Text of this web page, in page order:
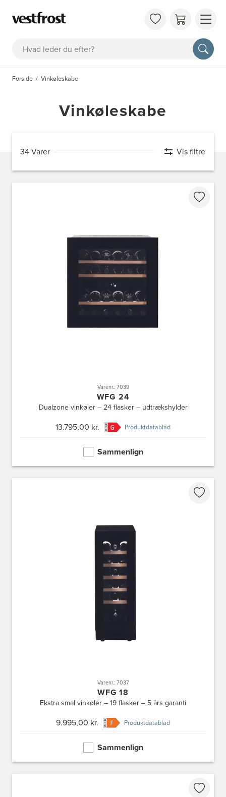
Søg
OM
Forside Vinkøleskabe
Vinkøleskabe
34 Varer Vis filtre
Varenr.: 7039
WFG 24
Dualzone vinkøler – 24 flasker – udtrækshylder
13.795,00 kr. Produktdatablad
Sammenlign
Varenr.: 7037
WFG 18
Ekstra smal vinkøler – 19 flasker – 5 års garanti
9.995,00 kr. Produktdatablad
Sammenlign